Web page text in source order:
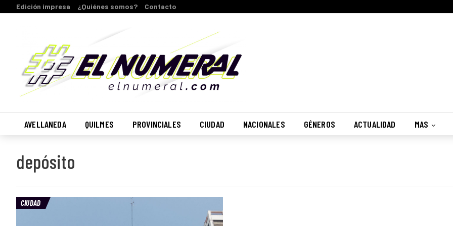
Edición impresa ¿Quiénes somos? Contacto
AVELLANEDA QUILMES PROVINCIALES CIUDAD NACIONALES GÉNEROS ACTUALIDAD MAS
depósito
CIUDAD